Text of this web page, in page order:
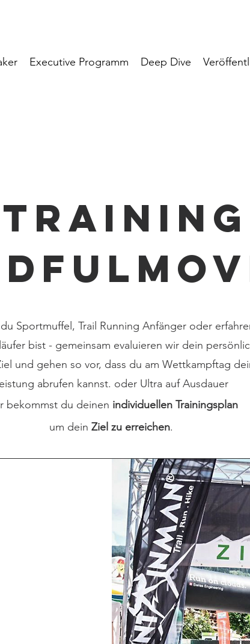
Executive Programm Deep Dive
Sportmuffel, Trail Running Anfänger oder
bist - gemeinsam evaluieren wir dein
und gehen so vor, dass du am Wettkampftag
abrufen kannst. oder Ultra auf Ausdauer
bekommst du deinen individuellen Trainingsplan
um dein Ziel zu erreichen.